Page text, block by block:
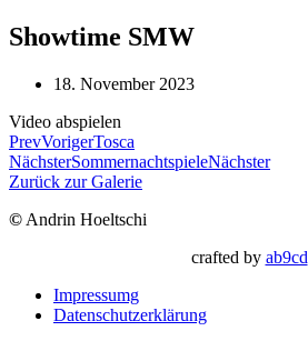
Showtime SMW
18. November 2023
Video abspielen
PrevVorigerTosca
NächsterSommernachtspieleNächster
Zurück zur Galerie
© Andrin Hoeltschi
crafted by ab9cd
Impressumg
Datenschutzerklärung